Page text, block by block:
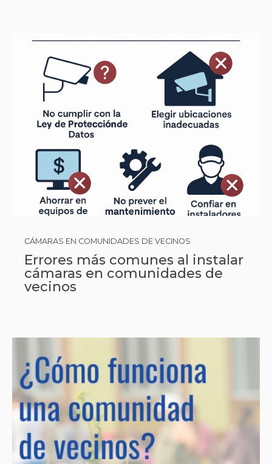
CÁMARAS EN COMUNIDADES DE VECINOS
Errores más comunes al instalar
cámaras en comunidades de
vecinos